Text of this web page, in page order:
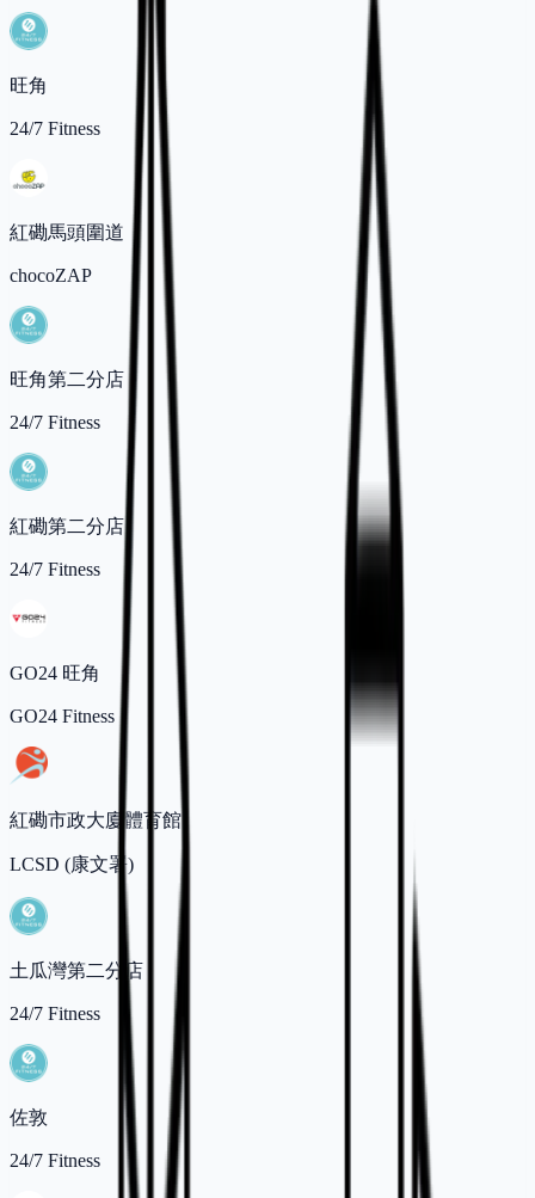
旺角
24/7 Fitness
紅磡馬頭圍道
chocoZAP
旺角第二分店
24/7 Fitness
紅磡第二分店
24/7 Fitness
GO24 旺角
GO24 Fitness
紅磡市政大廈體育館
LCSD (康文署)
土瓜灣第二分店
24/7 Fitness
佐敦
24/7 Fitness